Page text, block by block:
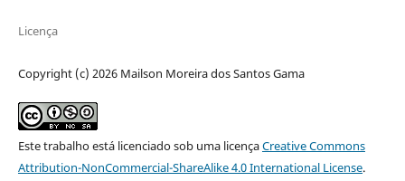
Licença
Copyright (c) 2026 Mailson Moreira dos Santos Gama
Este trabalho está licenciado sob uma licençaCreative Commons
Attribution-NonCommercial-ShareAlike 4.0 International License.